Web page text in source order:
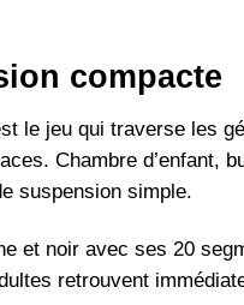
compacte
le jeu qui traverse les
Chambre d’enfant,
suspension simple.
et noir avec ses 20
retrouvent